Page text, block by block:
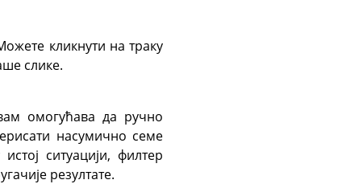
кликнути на траку
слике.
омогућава да ручно
насумично семе
ситуацији, филтер
резултате.